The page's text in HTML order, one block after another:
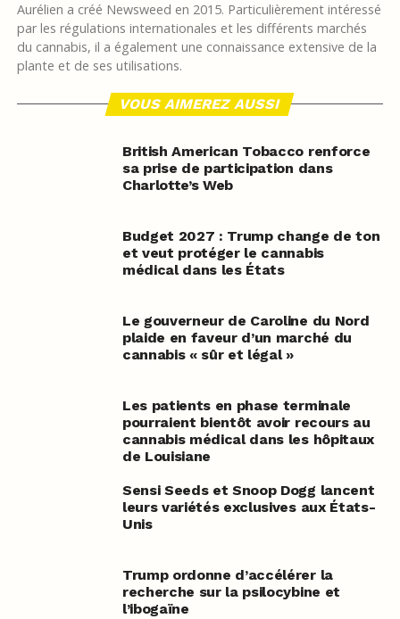
Aurélien a créé Newsweed en 2015. Particulièrement intéressé
par les régulations internationales et les différents marchés
du cannabis, il a également une connaissance extensive de la
plante et de ses utilisations.
VOUS AIMEREZ AUSSI
British American Tobacco renforce
sa prise de participation dans
Charlotte’s Web
Budget 2027 : Trump change de ton
et veut protéger le cannabis
médical dans les États
Le gouverneur de Caroline du Nord
plaide en faveur d’un marché du
cannabis « sûr et légal »
Les patients en phase terminale
pourraient bientôt avoir recours au
cannabis médical dans les hôpitaux
de Louisiane
Sensi Seeds et Snoop Dogg lancent
leurs variétés exclusives aux États-
Unis
Trump ordonne d’accélérer la
recherche sur la psilocybine et
l’ibogaïne